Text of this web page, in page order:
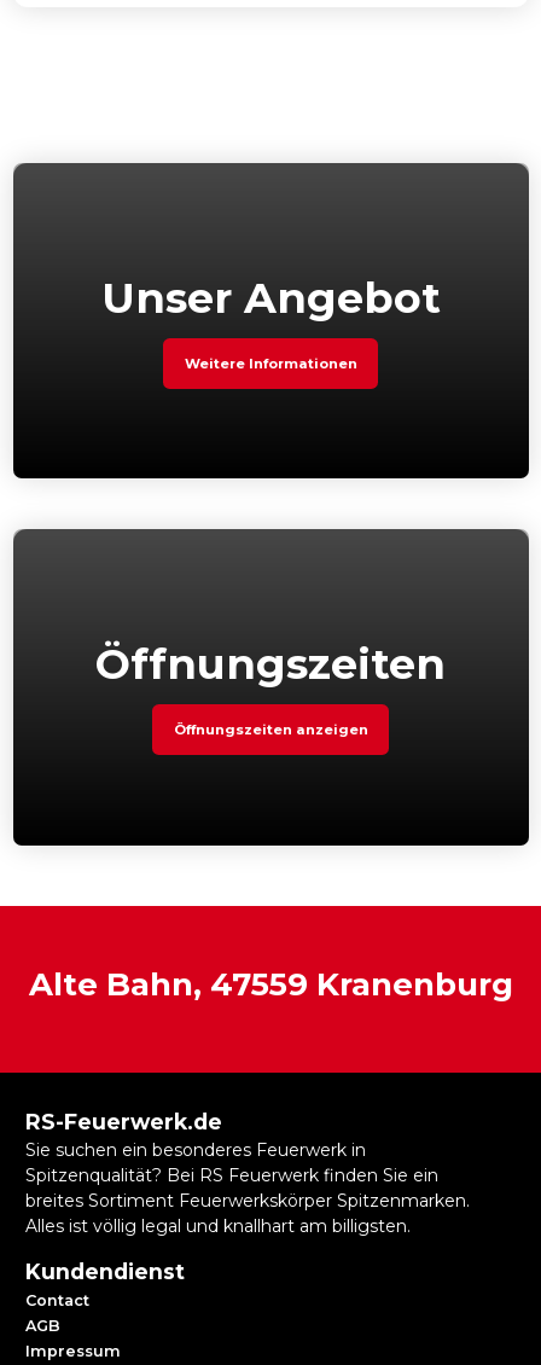
Unser Angebot
Weitere Informationen
Öffnungszeiten
Öffnungszeiten anzeigen
Alte Bahn, 47559 Kranenburg
RS-Feuerwerk.de
Sie suchen ein besonderes Feuerwerk in
Spitzenqualität? Bei RS Feuerwerk finden Sie ein
breites Sortiment Feuerwerkskörper Spitzenmarken.
Alles ist völlig legal und knallhart am billigsten.
Kundendienst
Contact
AGB
Impressum